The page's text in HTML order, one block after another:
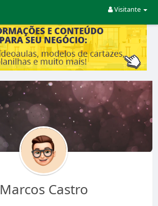
Visitante
Marcos Castro